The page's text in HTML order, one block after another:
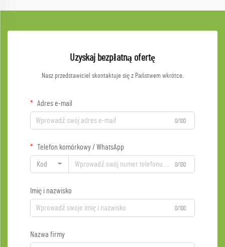
Uzyskaj bezpłatną ofertę
Nasz przedstawiciel skontaktuje się z Państwem wkrótce.
Adres e-mail
0/100
Telefon komórkowy / WhatsApp
Kod 0/100
Imię i nazwisko
0/100
Nazwa firmy